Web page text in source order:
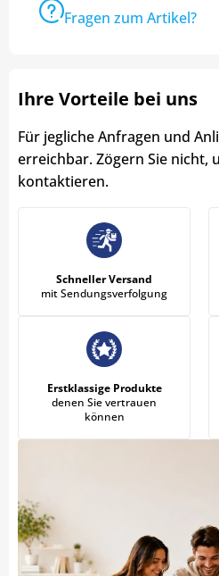
Fragen zum Artikel?
Ihre Vorteile bei uns
Für jegliche Anfragen und
erreichbar. Zögern Sie nicht,
kontaktieren.
Schneller Versand
mit Sendungsverfolgung
Erstklassige Produkte
denen Sie vertrauen
können